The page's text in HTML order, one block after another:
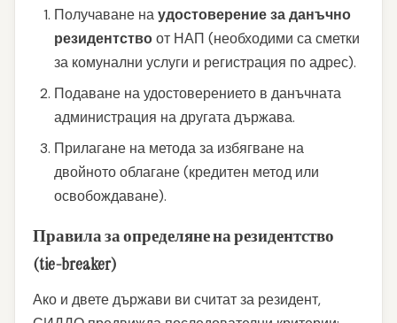
Получаване наудостоверение за данъчно
резидентствоот НАП (необходими са сметки
за комунални услуги и регистрация по адрес).
Подаване на удостоверението в данъчната
администрация на другата държава.
Прилагане на метода за избягване на
двойното облагане (кредитен метод или
освобождаване).
Правила за определяне на резидентство
(tie-breaker)
Ако и двете държави ви считат за резидент,